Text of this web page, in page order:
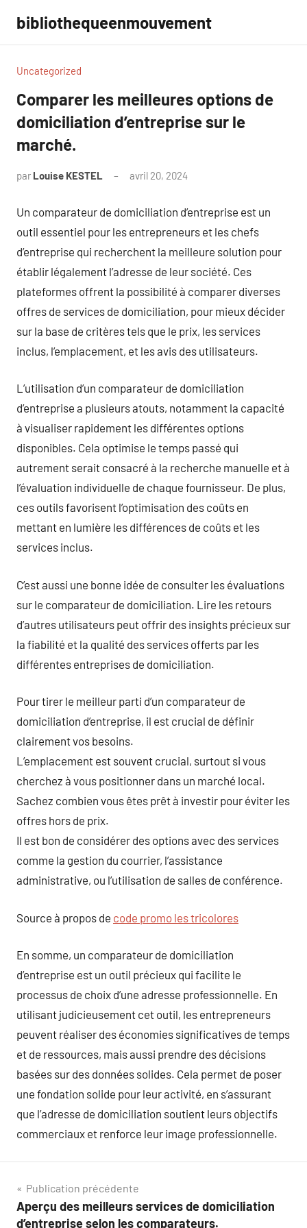
contenu
bibliothequeenmouvement
Uncategorized
Comparer les meilleures options de
domiciliation d’entreprise sur le
marché.
par Louise KESTEL avril 20, 2024
Un comparateur de domiciliation d’entreprise est un
outil essentiel pour les entrepreneurs et les chefs
d’entreprise qui recherchent la meilleure solution pour
établir légalement l’adresse de leur société. Ces
plateformes offrent la possibilité à comparer diverses
offres de services de domiciliation, pour mieux décider
sur la base de critères tels que le prix, les services
inclus, l’emplacement, et les avis des utilisateurs.
L’utilisation d’un comparateur de domiciliation
d’entreprise a plusieurs atouts, notamment la capacité
à visualiser rapidement les différentes options
disponibles. Cela optimise le temps passé qui
autrement serait consacré à la recherche manuelle et à
l’évaluation individuelle de chaque fournisseur. De plus,
ces outils favorisent l’optimisation des coûts en
mettant en lumière les différences de coûts et les
services inclus.
C’est aussi une bonne idée de consulter les évaluations
sur le comparateur de domiciliation. Lire les retours
d’autres utilisateurs peut offrir des insights précieux sur
la fiabilité et la qualité des services offerts par les
différentes entreprises de domiciliation.
Pour tirer le meilleur parti d’un comparateur de
domiciliation d’entreprise, il est crucial de définir
clairement vos besoins.
L’emplacement est souvent crucial, surtout si vous
cherchez à vous positionner dans un marché local.
Sachez combien vous êtes prêt à investir pour éviter les
offres hors de prix.
Il est bon de considérer des options avec des services
comme la gestion du courrier, l’assistance
administrative, ou l’utilisation de salles de conférence.
Source à propos de code promo les tricolores
En somme, un comparateur de domiciliation
d’entreprise est un outil précieux qui facilite le
processus de choix d’une adresse professionnelle. En
utilisant judicieusement cet outil, les entrepreneurs
peuvent réaliser des économies significatives de temps
et de ressources, mais aussi prendre des décisions
basées sur des données solides. Cela permet de poser
une fondation solide pour leur activité, en s’assurant
que l’adresse de domiciliation soutient leurs objectifs
commerciaux et renforce leur image professionnelle.
Navigation
de
Publication précédente
Aperçu des meilleurs services de domiciliation
d’entreprise selon les comparateurs.